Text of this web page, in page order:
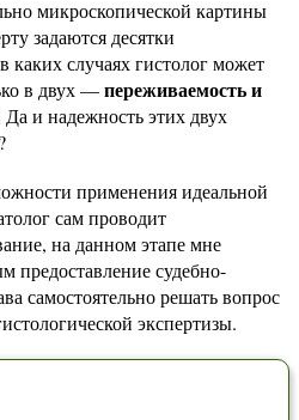
микроскопической картины
задаются десятки
каких случаях гистолог может
в двух —переживаемость и
Да и надежность этих двух
применения идеальной
сам проводит
на данном этапе мне
предоставление судебно-
самостоятельно решать вопрос
экспертизы.